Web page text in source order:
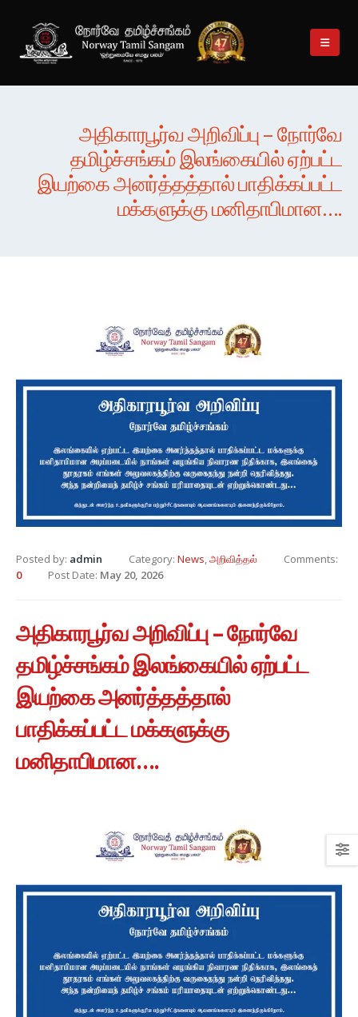
அதிகாரபூர்வ அறிவிப்பு – நோர்வே
தமிழ்ச்சங்கம் இலங்கையில் ஏற்பட்ட
இயற்கை அனர்த்தத்தால் பாதிக்கப்பட்ட
மக்களுக்கு மனிதாபிமான….
Posted by: admin Category: News,அறிவித்தல்
Comments:
0
Post Date: May 20, 2026
அதிகாரபூர்வ அறிவிப்பு – நோர்வே
தமிழ்ச்சங்கம் இலங்கையில் ஏற்பட்ட
இயற்கை அனர்த்தத்தால்
பாதிக்கப்பட்ட மக்களுக்கு
மனிதாபிமான….